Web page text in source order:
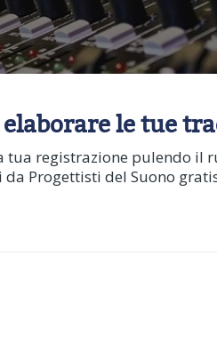
le tue
tua registrazione pulendo
da Progettisti del Suono